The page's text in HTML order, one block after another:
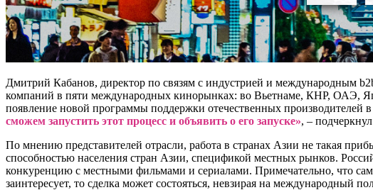
Дмитрий Кабанов, директор по связям с индустрией и международным
компаний в пяти международных кинорынках: во Вьетнаме, КНР, ОАЭ,
появление новой программы поддержки отечественных производителей
сможем запустить этот процесс и объявить о его запуске», –
По мнению представителей отрасли, работа в странах Азии не такая
способностью населения стран Азии, спецификой местных рынков.
конкуренцию с местными фильмами и сериалами. Примечательно, что
заинтересует, то сделка может состояться, невзирая на международный